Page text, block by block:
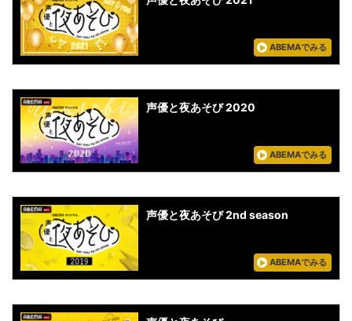
ABEMAでみる
声優と夜あそび 2020
ABEMAでみる
声優と夜あそび 2nd season
ABEMAでみる